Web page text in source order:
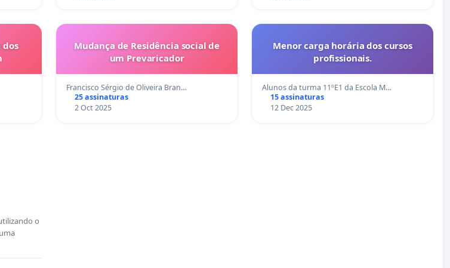
dos
Mudança de Residência social de
um Prevaricador
Francisco Sérgio de Oliveira Bran…
25 assinaturas
2 Oct 2025
Menor carga horária dos cursos
profissionais.
Alunos da turma 11ºE1 da Escola M…
15 assinaturas
12 Dec 2025
o